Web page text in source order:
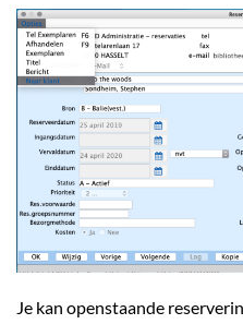
Je kan openstaande